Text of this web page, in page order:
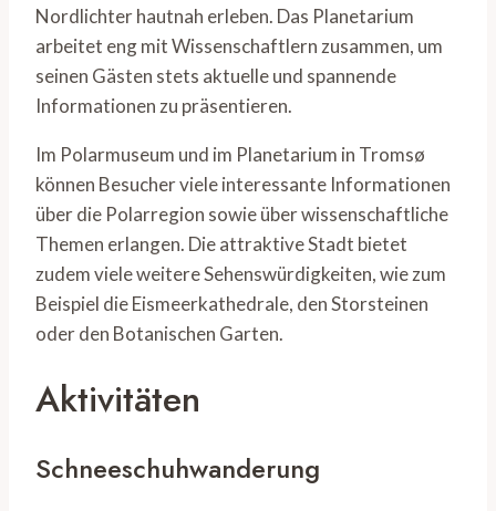
Nordlichter hautnah erleben. Das Planetarium
arbeitet eng mit Wissenschaftlern zusammen, um
seinen Gästen stets aktuelle und spannende
Informationen zu präsentieren.
Im Polarmuseum und im Planetarium in Tromsø
können Besucher viele interessante Informationen
über die Polarregion sowie über wissenschaftliche
Themen erlangen. Die attraktive Stadt bietet
zudem viele weitere Sehenswürdigkeiten, wie zum
Beispiel die Eismeerkathedrale, den Storsteinen
oder den Botanischen Garten.
Aktivitäten
Schneeschuhwanderung